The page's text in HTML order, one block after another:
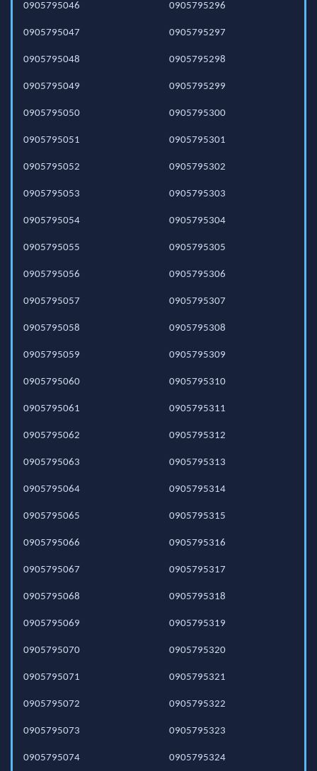
0905795046
0905795047
0905795048
0905795049
0905795050
0905795051
0905795052
0905795053
0905795054
0905795055
0905795056
0905795057
0905795058
0905795059
0905795060
0905795061
0905795062
0905795063
0905795064
0905795065
0905795066
0905795067
0905795068
0905795069
0905795070
0905795071
0905795072
0905795073
0905795074
0905795296
0905795297
0905795298
0905795299
0905795300
0905795301
0905795302
0905795303
0905795304
0905795305
0905795306
0905795307
0905795308
0905795309
0905795310
0905795311
0905795312
0905795313
0905795314
0905795315
0905795316
0905795317
0905795318
0905795319
0905795320
0905795321
0905795322
0905795323
0905795324